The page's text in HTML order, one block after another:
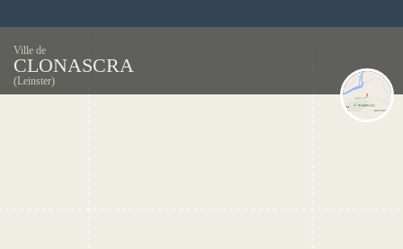
Ville de
CLONASCRA
(Leinster)